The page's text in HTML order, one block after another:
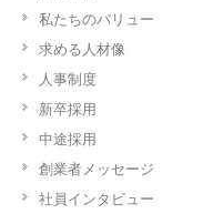
私たちのバリュー
求める人材像
人事制度
新卒採用
中途採用
創業者メッセージ
社員インタビュー